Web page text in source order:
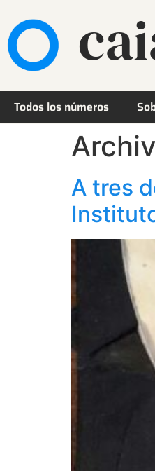
Todos los números
A tres